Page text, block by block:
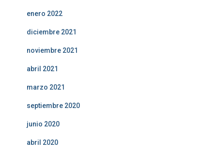
enero 2022
diciembre 2021
noviembre 2021
abril 2021
marzo 2021
septiembre 2020
junio 2020
abril 2020